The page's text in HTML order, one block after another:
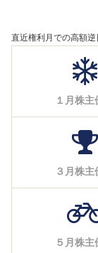
直近権利月での高額
１月株主
３月株主
５月株主